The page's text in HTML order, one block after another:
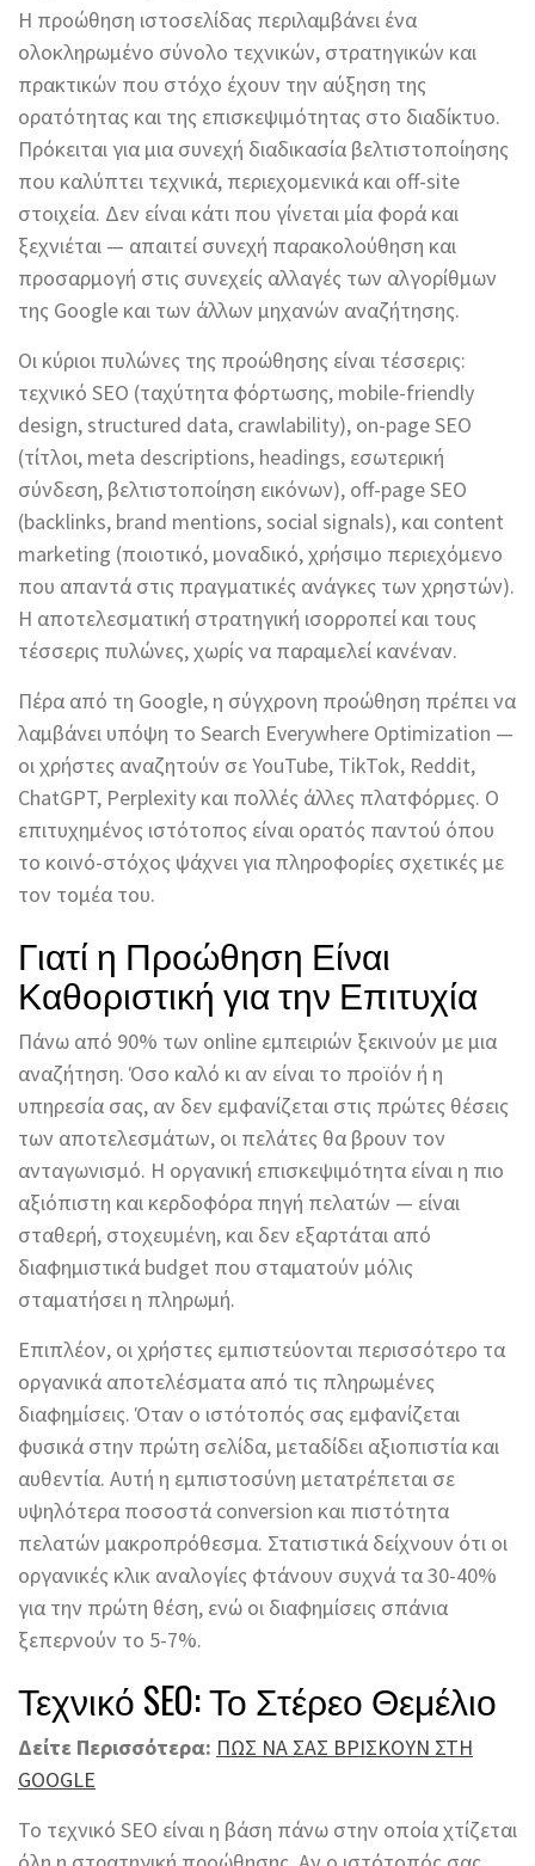
Η προώθηση ιστοσελίδας περιλαμβάνει ένα
ολοκληρωμένο σύνολο τεχνικών, στρατηγικών και
πρακτικών που στόχο έχουν την αύξηση της
ορατότητας και της επισκεψιμότητας στο διαδίκτυο.
Πρόκειται για μια συνεχή διαδικασία βελτιστοποίησης
που καλύπτει τεχνικά, περιεχομενικά και off-site
στοιχεία. Δεν είναι κάτι που γίνεται μία φορά και
ξεχνιέται — απαιτεί συνεχή παρακολούθηση και
προσαρμογή στις συνεχείς αλλαγές των αλγορίθμων
της Google και των άλλων μηχανών αναζήτησης.
Οι κύριοι πυλώνες της προώθησης είναι τέσσερις:
τεχνικό SEO (ταχύτητα φόρτωσης, mobile-friendly
design, structured data, crawlability), on-page SEO
(τίτλοι, meta descriptions, headings, εσωτερική
σύνδεση, βελτιστοποίηση εικόνων), off-page SEO
(backlinks, brand mentions, social signals), και content
marketing (ποιοτικό, μοναδικό, χρήσιμο περιεχόμενο
που απαντά στις πραγματικές ανάγκες των χρηστών).
Η αποτελεσματική στρατηγική ισορροπεί και τους
τέσσερις πυλώνες, χωρίς να παραμελεί κανέναν.
Πέρα από τη Google, η σύγχρονη προώθηση πρέπει να
λαμβάνει υπόψη το Search Everywhere Optimization —
οι χρήστες αναζητούν σε YouTube, TikTok, Reddit,
ChatGPT, Perplexity και πολλές άλλες πλατφόρμες. Ο
επιτυχημένος ιστότοπος είναι ορατός παντού όπου
το κοινό-στόχος ψάχνει για πληροφορίες σχετικές με
τον τομέα του.
Γιατί η Προώθηση Είναι
Καθοριστική για την Επιτυχία
Πάνω από 90% των online εμπειριών ξεκινούν με μια
αναζήτηση. Όσο καλό κι αν είναι το προϊόν ή η
υπηρεσία σας, αν δεν εμφανίζεται στις πρώτες θέσεις
των αποτελεσμάτων, οι πελάτες θα βρουν τον
ανταγωνισμό. Η οργανική επισκεψιμότητα είναι η πιο
αξιόπιστη και κερδοφόρα πηγή πελατών — είναι
σταθερή, στοχευμένη, και δεν εξαρτάται από
διαφημιστικά budget που σταματούν μόλις
σταματήσει η πληρωμή.
Επιπλέον, οι χρήστες εμπιστεύονται περισσότερο τα
οργανικά αποτελέσματα από τις πληρωμένες
διαφημίσεις. Όταν ο ιστότοπός σας εμφανίζεται
φυσικά στην πρώτη σελίδα, μεταδίδει αξιοπιστία και
αυθεντία. Αυτή η εμπιστοσύνη μετατρέπεται σε
υψηλότερα ποσοστά conversion και πιστότητα
πελατών μακροπρόθεσμα. Στατιστικά δείχνουν ότι οι
οργανικές κλικ αναλογίες φτάνουν συχνά τα 30-40%
για την πρώτη θέση, ενώ οι διαφημίσεις σπάνια
ξεπερνούν το 5-7%.
Τεχνικό SEO: Το Στέρεο Θεμέλιο
Δείτε Περισσότερα: ΠΩΣ ΝΑ ΣΑΣ ΒΡΙΣΚΟΥΝ ΣΤΗ
GOOGLE
Το τεχνικό SEO είναι η βάση πάνω στην οποία χτίζεται